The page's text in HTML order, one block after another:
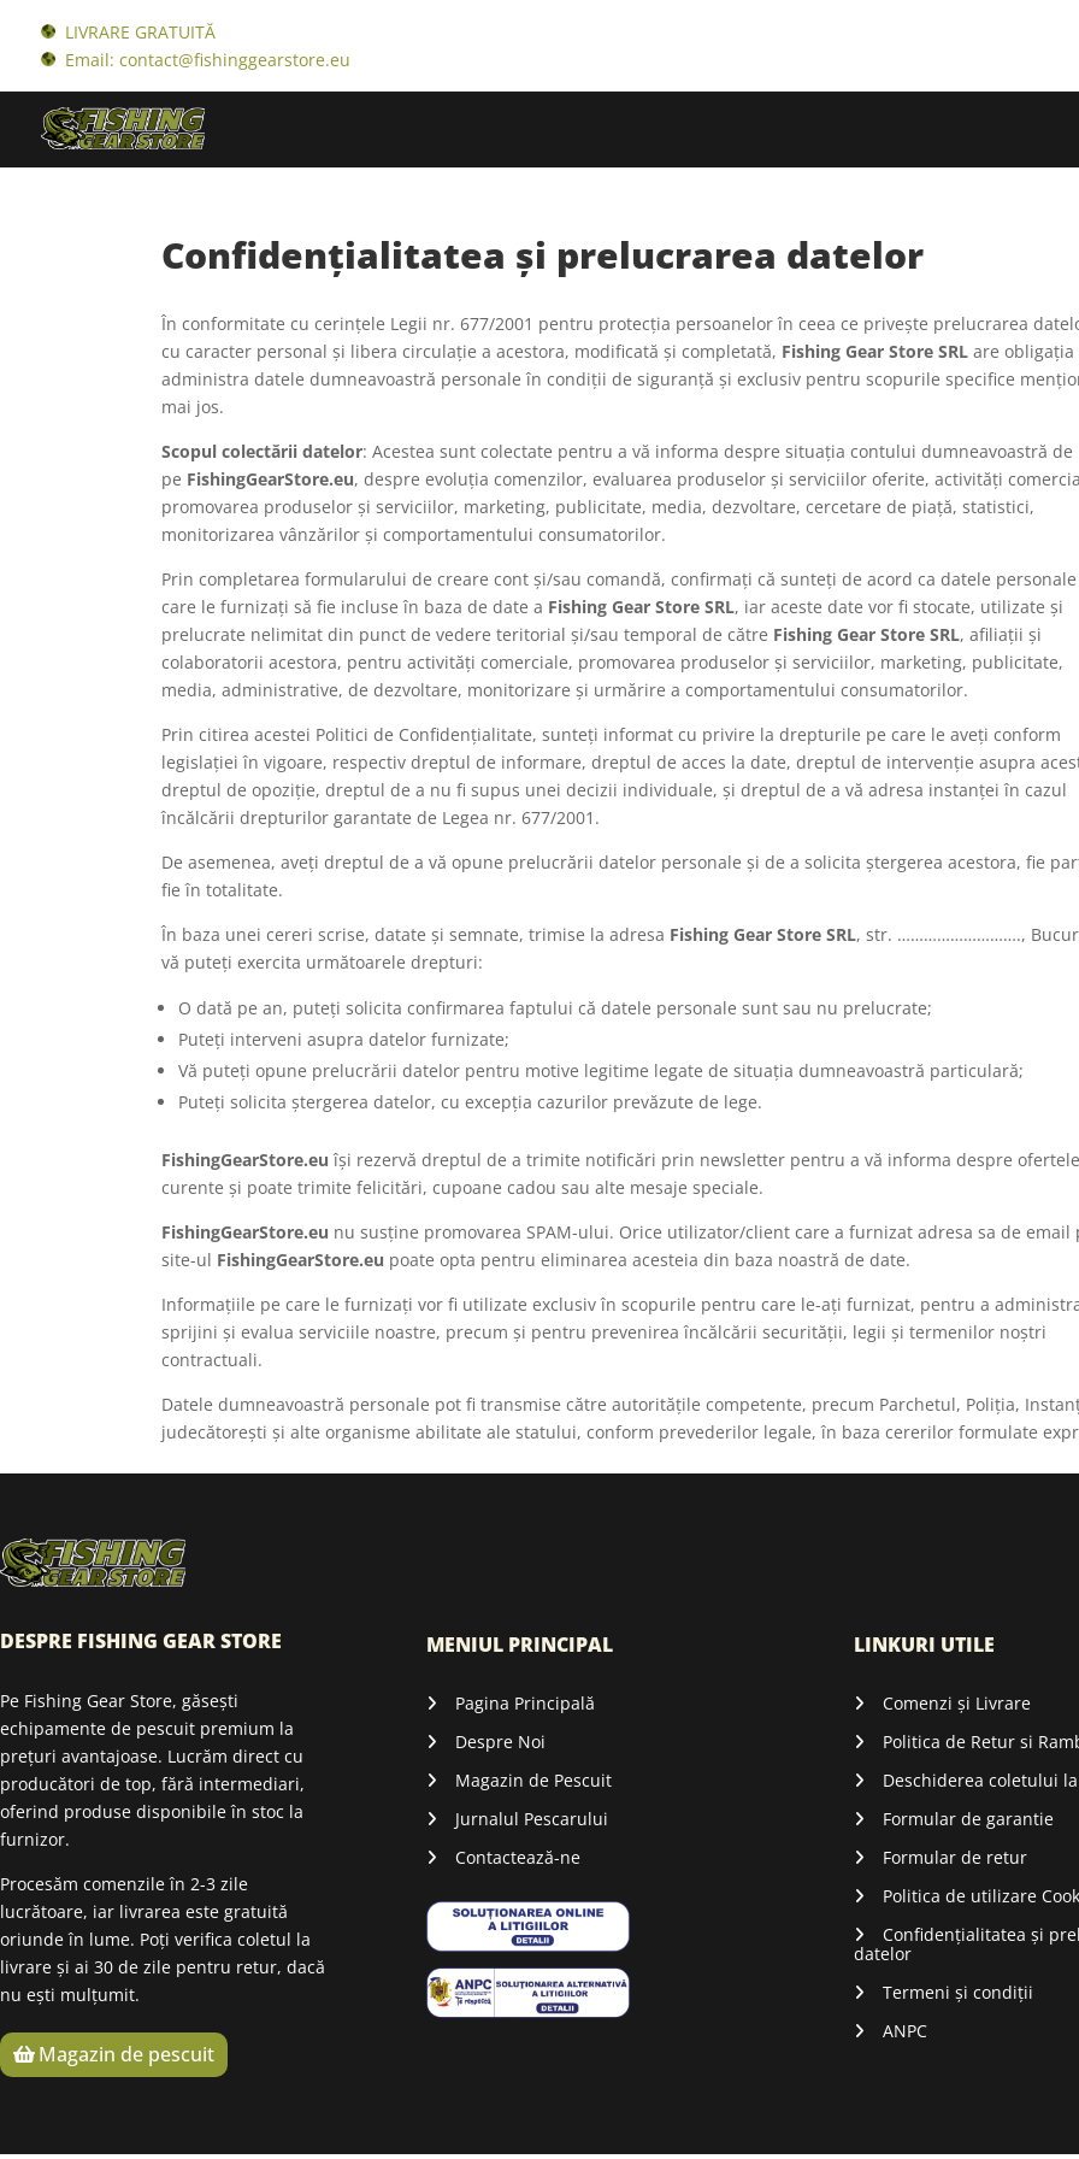
LIVRARE GRATUITĂ
Email: contact@fishinggearstore.eu
Confidențialitatea și prelucrarea datelor
În conformitate cu cerințele Legii nr. 677/2001 pentru protecția persoanelor în ceea ce privește prelucrarea
cu caracter personal și libera circulație a acestora, modificată și completată, Fishing Gear Store SRL are obligația
administra datele dumneavoastră personale în condiții de siguranță și exclusiv pentru scopurile specifice
mai jos.
Scopul colectării datelor: Acestea sunt colectate pentru a vă informa despre situația contului dumneavoastră de
pe FishingGearStore.eu, despre evoluția comenzilor, evaluarea produselor și serviciilor oferite, activități
promovarea produselor și serviciilor, marketing, publicitate, media, dezvoltare, cercetare de piață, statistici,
monitorizarea vânzărilor și comportamentului consumatorilor.
Prin completarea formularului de creare cont și/sau comandă, confirmați că sunteți de acord ca datele
care le furnizați să fie incluse în baza de date a Fishing Gear Store SRL, iar aceste date vor fi stocate, utilizate și
prelucrate nelimitat din punct de vedere teritorial și/sau temporal de către Fishing Gear Store SRL, afiliații și
colaboratorii acestora, pentru activități comerciale, promovarea produselor și serviciilor, marketing, publicitate,
media, administrative, de dezvoltare, monitorizare și urmărire a comportamentului consumatorilor.
Prin citirea acestei Politici de Confidențialitate, sunteți informat cu privire la drepturile pe care le aveți conform
legislației în vigoare, respectiv dreptul de informare, dreptul de acces la date, dreptul de intervenție asupra
dreptul de opoziție, dreptul de a nu fi supus unei decizii individuale, și dreptul de a vă adresa instanței în cazul
încălcării drepturilor garantate de Legea nr. 677/2001.
De asemenea, aveți dreptul de a vă opune prelucrării datelor personale și de a solicita ștergerea acestora, fie
fie în totalitate.
În baza unei cereri scrise, datate și semnate, trimise la adresa Fishing Gear Store SRL, str. ……………………….,
vă puteți exercita următoarele drepturi:
O dată pe an, puteți solicita confirmarea faptului că datele personale sunt sau nu prelucrate;
Puteți interveni asupra datelor furnizate;
Vă puteți opune prelucrării datelor pentru motive legitime legate de situația dumneavoastră particulară;
Puteți solicita ștergerea datelor, cu excepția cazurilor prevăzute de lege.
FishingGearStore.eu își rezervă dreptul de a trimite notificări prin newsletter pentru a vă informa despre ofertele
curente și poate trimite felicitări, cupoane cadou sau alte mesaje speciale.
FishingGearStore.eu nu susține promovarea SPAM-ului. Orice utilizator/client care a furnizat adresa sa de email
site-ul FishingGearStore.eu poate opta pentru eliminarea acesteia din baza noastră de date.
Informațiile pe care le furnizați vor fi utilizate exclusiv în scopurile pentru care le-ați furnizat, pentru a
sprijini și evalua serviciile noastre, precum și pentru prevenirea încălcării securității, legii și termenilor noștri
contractuali.
Datele dumneavoastră personale pot fi transmise către autoritățile competente, precum Parchetul, Poliția,
judecătorești și alte organisme abilitate ale statului, conform prevederilor legale, în baza cererilor formulate
DESPRE FISHING GEAR STORE
Pe Fishing Gear Store, găsești
echipamente de pescuit premium la
prețuri avantajoase. Lucrăm direct cu
producători de top, fără intermediari,
oferind produse disponibile în stoc la
furnizor.
Procesăm comenzile în 2-3 zile
lucrătoare, iar livrarea este gratuită
oriunde în lume. Poți verifica coletul la
livrare și ai 30 de zile pentru retur, dacă
nu ești mulțumit.
Magazin de pescuit
MENIUL PRINCIPAL
Pagina Principală
Despre Noi
Magazin de Pescuit
Jurnalul Pescarului
Contactează-ne
LINKURI UTILE
Comenzi și Livrare
Politica de Retur si
Deschiderea coletului
Formular de garantie
Formular de retur
Politica de utilizare
Confidențialitatea și
datelor
Termeni și condiții
ANPC